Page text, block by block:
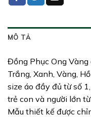
MÔ TẢ
Đồng Phục Ong Vàng
Trắng, Xanh, Vàng,
size áo đầy đủ từ số
trẻ con và người lớn từ
Mẫu thiết kế được